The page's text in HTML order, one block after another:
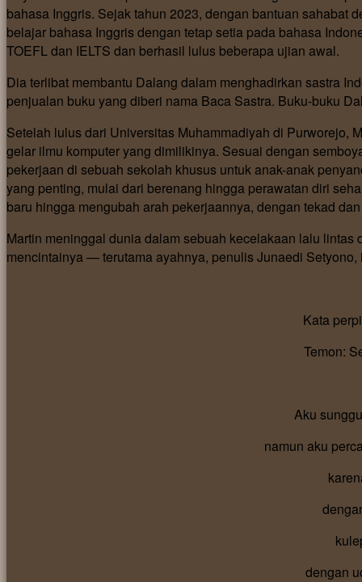
bahasa Inggris. Sejak tahun 2023, dengan bantuan sahabat
belajar bahasa Inggris dengan tetap setia pada bahasa
TOEFL dan IELTS dan berhasil lulus beberapa ujian awal.
Dia terlibat membantu Dalang dalam menghadirkan sastra
penjualan buku yang diberi nama Baca Sastra. Buku-buku
Setelah lulus dari Universitas Muhammadiyah di Purworejo,
gelar ilmu komputer yang dimilikinya. Sesuai dengan
pekerjaan di sebuah sekolah khusus untuk anak-anak
yang penting, mulai dari berenang hingga perawatan diri
baru hingga mengubah arah pekerjaannya, dengan tekad
Martin meninggal dunia dalam sebuah kecelakaan lalu
mencintainya — terutama ayahnya, penulis Junaedi
Kata
Temon:
Aku
namun aku
dengan